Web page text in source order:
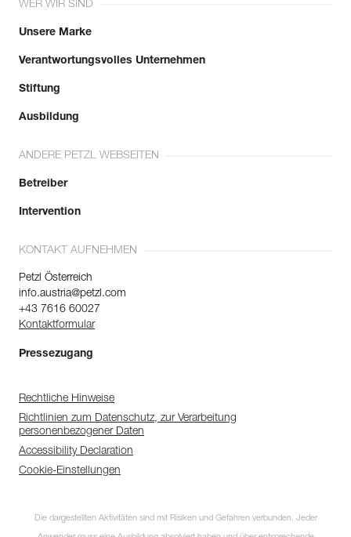
WER WIR SIND
Unsere Marke
Verantwortungsvolles Unternehmen
Stiftung
Ausbildung
ANDERE PETZL WEBSEITEN
Betreiber
Intervention
KONTAKT AUFNEHMEN
Petzl Österreich
info.austria@petzl.com
+43 7616 60027
Kontaktformular
Pressezugang
Rechtliche Hinweise
Richtlinien zum Datenschutz, zur Verarbeitung
personenbezogener Daten
Accessibility Declaration
Cookie-Einstellungen
Die dargestellten Aktivitäten sind mit Risiken und Gefahren verbunden. Jeder